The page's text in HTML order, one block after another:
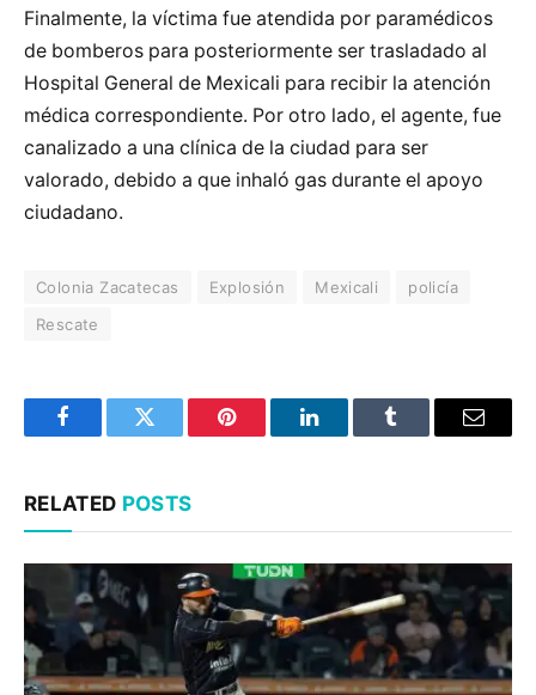
Finalmente, la víctima fue atendida por paramédicos
de bomberos para posteriormente ser trasladado al
Hospital General de Mexicali para recibir la atención
médica correspondiente. Por otro lado, el agente, fue
canalizado a una clínica de la ciudad para ser
valorado, debido a que inhaló gas durante el apoyo
ciudadano.
Colonia Zacatecas Explosión Mexicali
policía
Rescate
FacebookTwitter Pinterest LinkedInTumblr Email
RELATED POSTS